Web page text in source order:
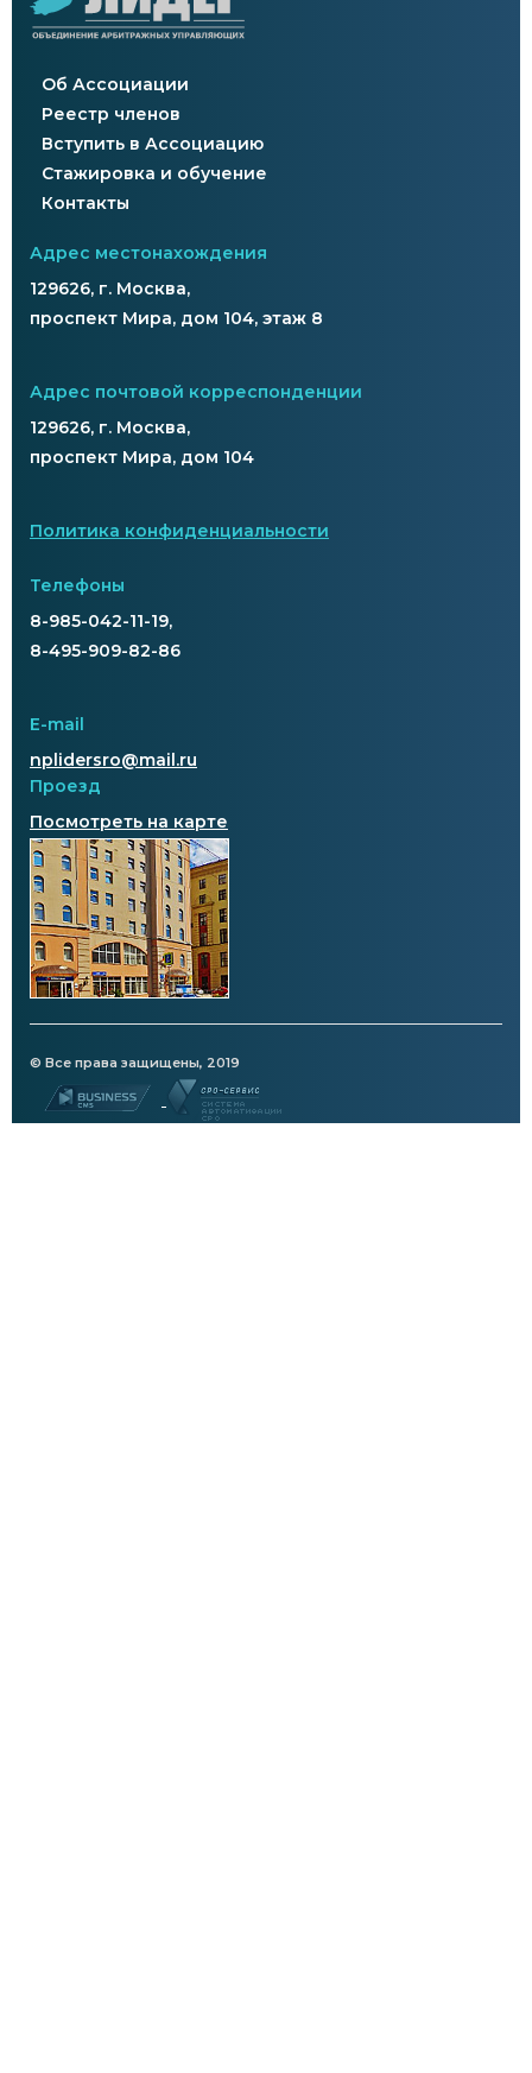
Об Ассоциации
Реестр членов
Вступить в Ассоциацию
Стажировка и обучение
Контакты
Адрес местонахождения
129626, г. Москва,
проспект Мира, дом 104, этаж 8
Адрес почтовой корреспонденции
129626, г. Москва,
проспект Мира, дом 104
Политика конфиденциальности
Телефоны
8-985-042-11-19,
8-495-909-82-86
E-mail
nplidersro@mail.ru
Проезд
Посмотреть на карте
© Все права защищены, 2019